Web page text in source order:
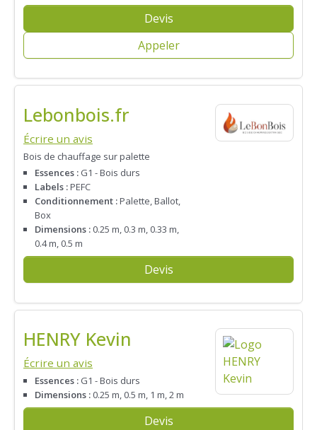
Devis
Appeler
Lebonbois.fr
Écrire un avis
Bois de chauffage sur palette
Essences : G1 - Bois durs
Labels :PEFC
Conditionnement :Palette, Ballot,
Box
Dimensions : 0.25 m, 0.3 m, 0.33 m,
0.4 m, 0.5 m
Devis
HENRY Kevin
Écrire un avis
Essences : G1 - Bois durs
Dimensions : 0.25 m, 0.5 m, 1 m, 2 m
Devis